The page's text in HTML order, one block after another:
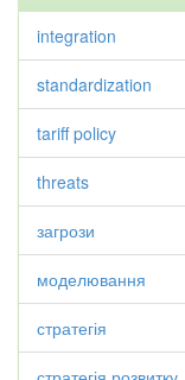
integration
standardization
tariff policy
threats
загрози
моделювання
стратегія